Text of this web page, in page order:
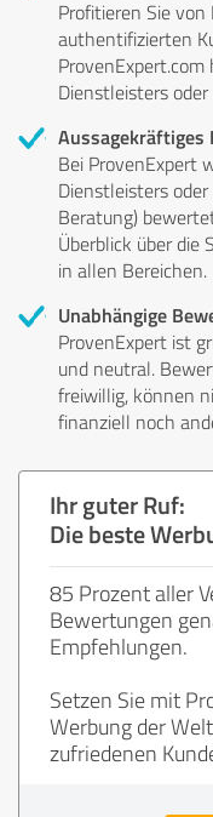
Profitieren Sie von
authentifizierten
Dienstleisters
Aussagekräftiges
Bei ProvenExpert
Dienstleisters
Beratung)
Überblick über die
in allen Bereichen.
Unabhängige
ProvenExpert ist
und neutral.
freiwillig, können
finanziell noch
Ihr guter Ruf:
Die beste
85 Prozent aller
Bewertungen
Empfehlungen.
Setzen Sie mit
Werbung der
zufriedenen